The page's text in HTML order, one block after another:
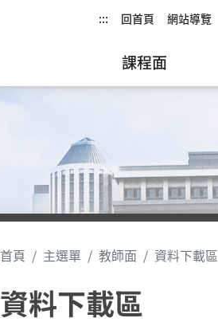
::: 回首頁 網站導覽
課程面
首頁 主選單 教師面 資料下載區
資料下載區